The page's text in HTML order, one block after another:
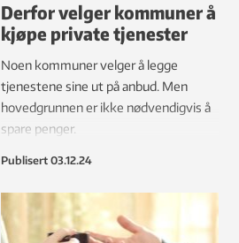
Derfor velger kommuner å
kjøpe private tjenester
Noen kommuner velger å legge
tjenestene sine ut på anbud. Men
hovedgrunnen er ikke nødvendigvis å
spare penger.
Publisert 03.12.24